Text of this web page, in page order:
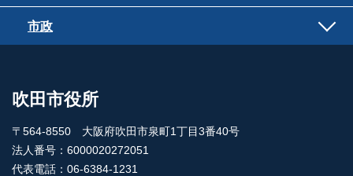
市政
吹田市役所
〒564-8550 大阪府吹田市泉町1丁目3番40号
法人番号：6000020272051
代表電話：06-6384-1231